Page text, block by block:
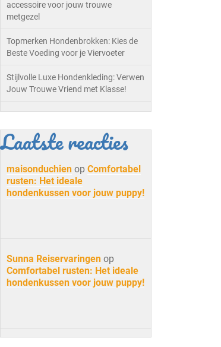
accessoire voor jouw trouwe
metgezel
Topmerken Hondenbrokken: Kies de
Beste Voeding voor je Viervoeter
Stijlvolle Luxe Hondenkleding: Verwen
Jouw Trouwe Vriend met Klasse!
Laatste reacties
maisonduchien op Comfortabel
rusten: Het ideale
hondenkussen voor jouw puppy!
Sunna Reiservaringen op
Comfortabel rusten: Het ideale
hondenkussen voor jouw puppy!